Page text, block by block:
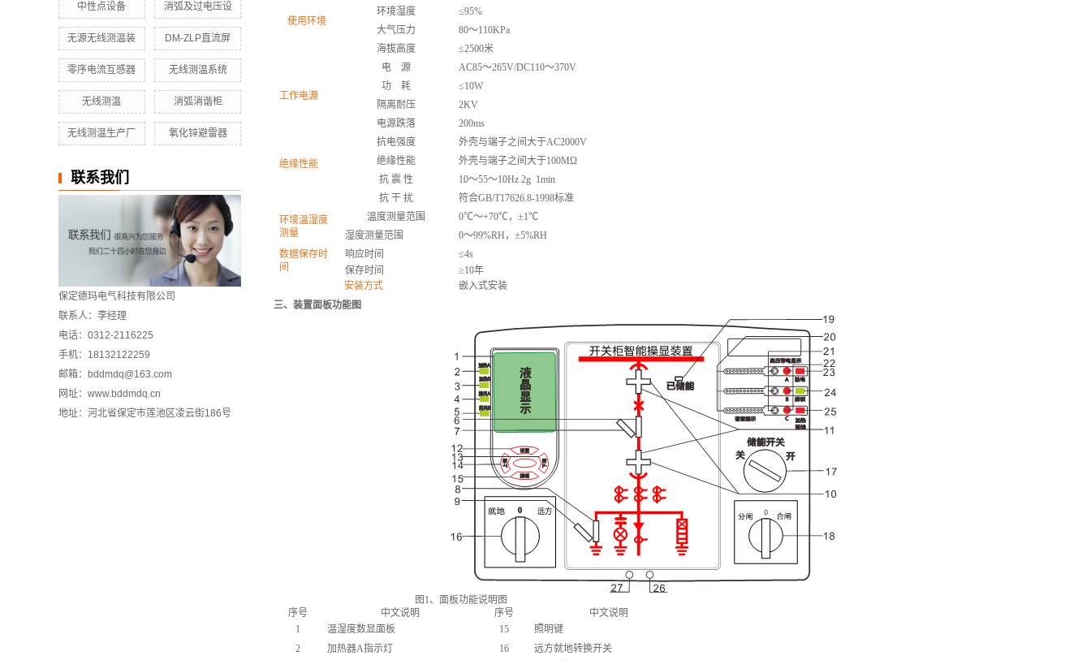
中性点设备 消弧及过电压设
无源无线测温装 DM-ZLP直流屏
零序电流互感器 无线测温系统
无线测温 消弧消谐柜
无线测温生产厂 氧化锌避雷器
联系我们
保定德玛电气科技有限公司
联系人：李经理
电话：0312-2116225
手机：18132122259
邮箱：bddmdq@163.com
网址：www.bddmdq.cn
地址：河北省保定市莲池区凌云街186号
使用环境
环境湿度
≤95%
大气压力
80～110KPa
海拔高度
≤2500米
工作电源
电 源 AC85～265V/DC110～370V
功 耗
≤10W
隔离耐压
2KV
电源跌落
200ms
绝缘性能
抗电强度
外壳与端子之间大于AC2000V
绝缘性能
外壳与端子之间大于100ΜΩ
抗 震 性
10～55～10Hz 2g 1min
抗 干 扰
符合GB/T17626.8-1998标准
环境温湿度
测量
温度测量范围 0℃～+70℃，±1℃
湿度测量范围
0～99%RH，±5%RH
数据保存时
间
响应时间
≤4s
保存时间
≥10年
安装方式
嵌入式安装
三、装置面板功能图
图1、面板功能说明图
序号
中文说明 序号
中文说明
1
温湿度数显面板 15
照明键
2
加热器A指示灯 16
远方就地转换开关